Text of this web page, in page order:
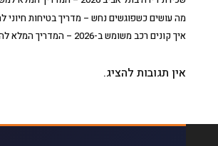
מה עושים כשפוגשים נחש – מדריך בטיחות חיוני
איך קונים רכב משומש ב-2026 – המדריך המלא להימנעות מטעויות
אין תגובות להציג.